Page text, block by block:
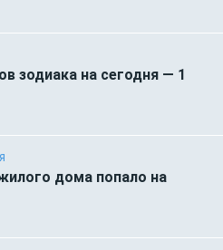
зодиака на сегодня — 1
дома попало на